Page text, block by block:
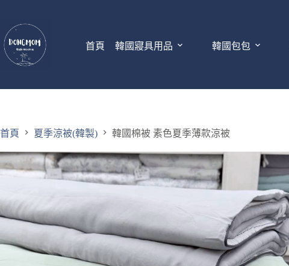
首頁 韓國寢具用品 韓國包包
首頁 夏季涼被(韓製) 韓國棉被 素色夏季薄款涼被